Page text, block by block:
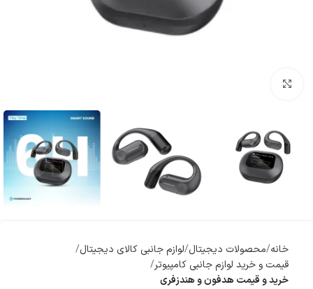
خانه محصولات دیجیتال لوازم جانبی کالای دیجیتال
قیمت و خرید لوازم جانبی کامپیوتر
خرید و قیمت هدفون و هندزفری